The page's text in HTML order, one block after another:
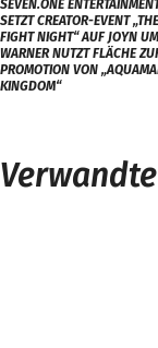
SEVEN.ONE
SETZT CREATOR-EVENT
FIGHT NIGHT“ AUF JOYN
WARNER NUTZT FLÄCHE
PROMOTION VON
KINGDOM“